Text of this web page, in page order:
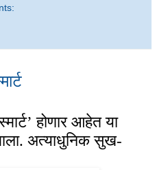
होणार आहेत या
अत्याधुनिक सुख-